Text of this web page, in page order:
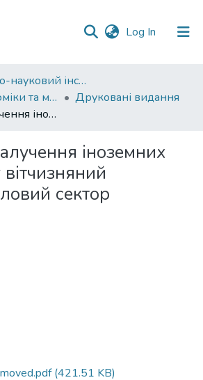
Log In (current)
Навчально-науковий інститут економіки, управління, права та інформаційних технологій
Кафедра економіки та міжнародних економічних відносин
Друковані видання
Проблеми залучення іноземних інвестицій у вітчизняний агропромисловий сектор
іноземних
вітчизняний
сектор
(421.51 KB)